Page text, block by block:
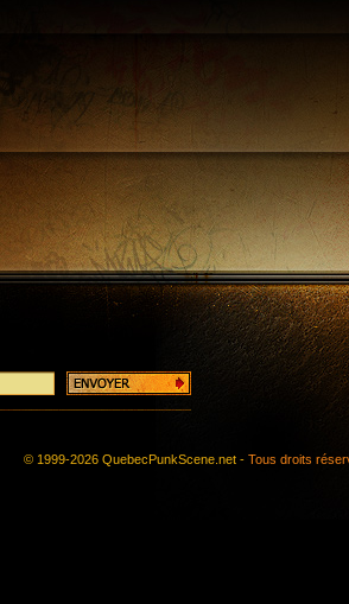
© 1999-2026 QuebecPunkScene.net - Tous droits